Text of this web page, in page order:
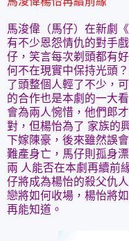
馬浚偉（馬仔）在新劇
有不少恩怨情仇的對手
仔，笑言每次剃頭都有
何不在現實中保持光頭
了頭整個人輕了不少，
的合作也是本劇的一大
會為兩人惋惜，他們郎
對，但楊怡為了 家族的
下嫁陳豪，後來雖然誤
難產身亡，馬仔則孤身
兩 人能否在本劇再續前
仔將成為楊怡的殺父仇
戀將如何收場，楊怡將
再能知道。